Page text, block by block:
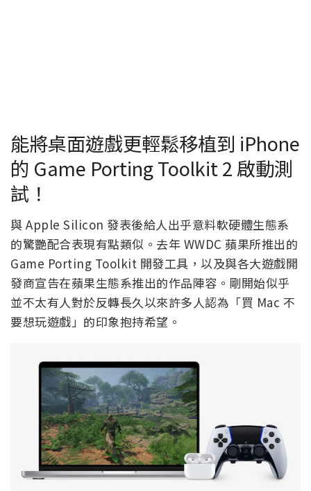
能將桌面遊戲更輕鬆移植到 iPhone
的 Game Porting Toolkit 2 啟動測
試！
與 Apple Silicon 發表後給人出乎意料軟硬體生態系
的驚艷配合表現有點類似。去年 WWDC 蘋果所推出的
Game Porting Toolkit 開發工具，以及與各大遊戲開
發商宣告在蘋果生態系推出的作品陣容。剛開始似乎
並不太有人對於反轉長久以來許多人認為「買 Mac 不
要想玩遊戲」的印象抱持希望。